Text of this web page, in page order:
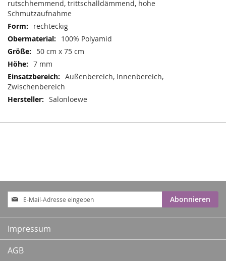
rutschhemmend, trittschalldämmend, hohe
Schmutzaufnahme
rechteckig
100% Polyamid
50 cm x 75 cm
7 mm
Außenbereich, Innenbereich,
Zwischenbereich
Salonloewe
Anmeldung
zum
Newsletter:
Abonnieren
Impressum
AGB